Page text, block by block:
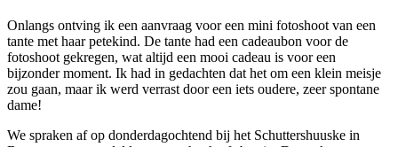
Onlangs ontving ik een aanvraag voor een mini fotoshoot van een
tante met haar petekind. De tante had een cadeaubon voor de
fotoshoot gekregen, wat altijd een mooi cadeau is voor een
bijzonder moment. Ik had in gedachten dat het om een klein meisje
zou gaan, maar ik werd verrast door een iets oudere, zeer spontane
dame!
We spraken af op donderdagochtend bij het Schuttershuuske in